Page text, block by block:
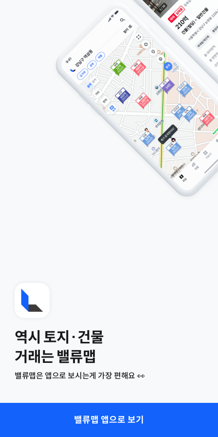
역시 토지·건물
거래는 밸류맵
밸류맵은 앱으로 보시는게 가장 편해요 👀
밸류맵 앱으로 보기